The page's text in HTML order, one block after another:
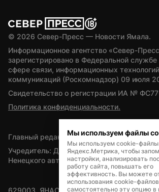
© 2026 Север-Пресс — Новости Ямала.
Информационное агентство «Север-
зарегистрировано в Федеральной службе
сфере связи, информационных
коммуникаций (Роскомнадзор) 09 июля
Свидетельство о регистрации ИА №
Политика конфиденциальности.
Главный редактор — А.Л. Поздеев
Учредитель: Департамент внутренней
Ненецкого автономного округа
629003, ЯНАО, Салехард, мкр. Богдана
Мы используем файлы
Мы используем cookie-файлы
Яндекс.Метрика, чтобы
настройки, анализировать
работу сайта, повышать его
эффективность. Вы можете
использования cookie-
самостоятельно эту опцию в